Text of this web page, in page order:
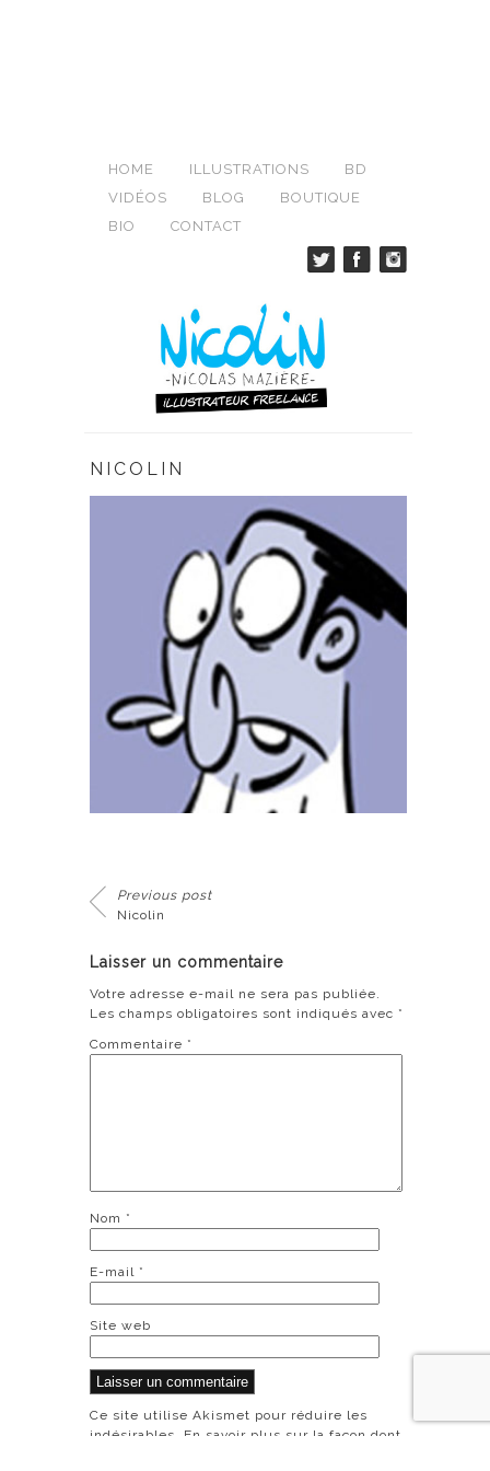
HOME ILLUSTRATIONS
BD
VIDÉOS
BLOG
BOUTIQUE
BIO
CONTACT
NICOLIN
Previous post
Nicolin
Laisser un commentaire
Votre adresse e-mail ne sera pas publiée.
Les champs obligatoires sont indiqués avec *
Commentaire *
Nom *
E-mail *
Site web
Ce site utilise Akismet pour réduire les
indésirables.
En savoir plus sur la façon dont